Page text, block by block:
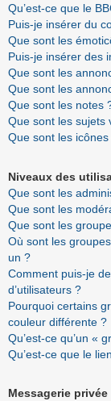
Qu’est-ce que le
Puis-je insérer du
Que sont les
Puis-je insérer des
Que sont les
Que sont les
Que sont les notes
Que sont les sujets
Que sont les
Niveaux des
Que sont les
Que sont les
Que sont les
Où sont les
un ?
Comment puis-je
d’utilisateurs ?
Pourquoi certains
couleur différente ?
Qu’est-ce qu’un «
Qu’est-ce que le
Messagerie privée